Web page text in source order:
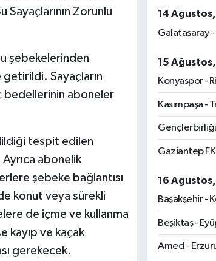
Sayaçlarının Zorunlu
şebekelerinden
getirildi. Sayaçların
bedellerinin aboneler
tespit edilen
abonelik
şebeke bağlantısı
konut veya sürekli
de içme ve kullanma
kayıp ve kaçak
gerekecek.
14
Galatasaray -
15
Konyaspor -
Kasımpaşa -
Gençlerbirliği
Gaziantep
16
Başakşehir -
Beşiktaş -
Amed -